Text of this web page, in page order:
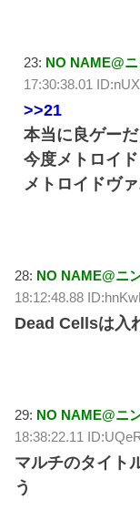
23: NO NAME@
17:30:38.01
>>21
本当に良ゲー
今度メトロイ
メトロイドヴ
28: NO NAME@ニ
18:12:48.88
Dead Cellsは入
29: NO NAME@ニ
18:38:22.11
マルチのタイト
う